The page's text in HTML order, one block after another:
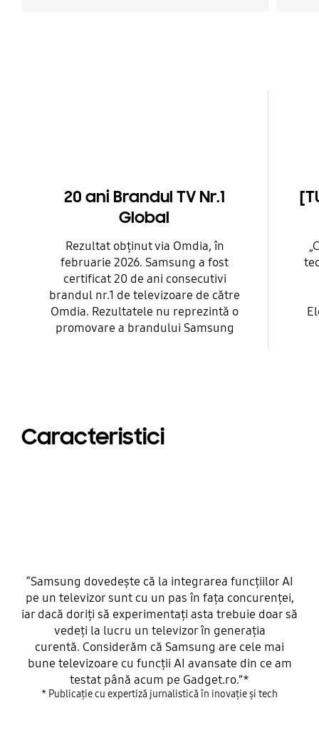
20 ani Brandul TV Nr.1
Global
Rezultat obținut via Omdia, în
februarie 2026. Samsung a fost
certificat 20 de ani consecutivi
brandul nr.1 de televizoare de către
Omdia. Rezultatele nu reprezintă o
promovare a brandului Samsung
Caracteristici
“Samsung dovedește că la integrarea funcțiilor AI
pe un televizor sunt cu un pas în fața concurenței,
iar dacă doriți să experimentați asta trebuie doar să
vedeți la lucru un televizor în generația
curentă. Considerăm că Samsung are cele mai
bune televizoare cu funcții AI avansate din ce am
testat până acum pe Gadget.ro.”*
* Publicație cu expertiză jurnalistică în inovație și tech